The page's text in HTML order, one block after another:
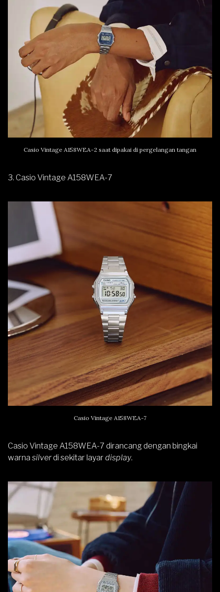
Casio Vintage A158WEA-2 saat dipakai di pergelangan tangan
3. Casio Vintage A158WEA-7
Casio Vintage A158WEA-7
Casio Vintage A158WEA-7 dirancang dengan bingkai
warna silverdi sekitar layar display.